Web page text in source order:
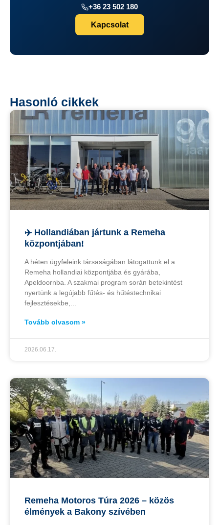
+36 23 502 180
Kapcsolat
Hasonló cikkek
✈️ Hollandiában jártunk a Remeha
központjában!
A héten ügyfeleink társaságában látogattunk el a
Remeha hollandiai központjába és gyárába,
Apeldoornba. A szakmai program során betekintést
nyertünk a legújabb fűtés- és hűtéstechnikai
fejlesztésekbe,
Tovább olvasom »
2026.06.17.
Remeha Motoros Túra 2026 – közös
élmények a Bakony szívében